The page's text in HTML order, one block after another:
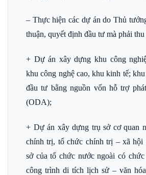
– Thực hiện các dự án do Thủ
thuận, quyết định đầu tư mà phải
+ Dự án xây dựng khu công
khu công nghệ cao, khu kinh tế;
đầu tư bằng nguồn vốn hỗ trợ
(ODA);
+ Dự án xây dựng trụ sở cơ quan
chính trị, tổ chức chính trị – xã hội
sở của tổ chức nước ngoài có
công trình di tích lịch sử – văn